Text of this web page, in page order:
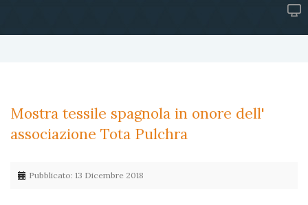
Mostra tessile spagnola in onore dell'
associazione Tota Pulchra
Pubblicato: 13 Dicembre 2018